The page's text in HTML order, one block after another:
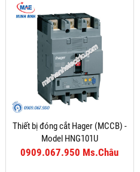
Thiết bị đóng cắt Hager (MCCB) -
Model HNG101U
0909.067.950 Ms.Châu